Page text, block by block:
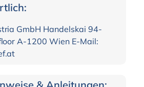
GmbH Handelskai 94-
A-1200 Wien E-Mail: